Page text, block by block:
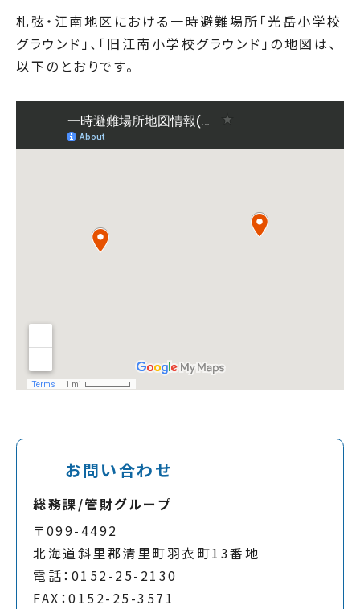
札弦・江南地区における一時避難場所「光岳小学校
グラウンド」、「旧江南小学校グラウンド」の地図は、
以下のとおりです。
お問い合わせ
総務課/管財グループ
〒099-4492
北海道斜里郡清里町羽衣町13番地
電話：0152-25-2130
FAX：0152-25-3571